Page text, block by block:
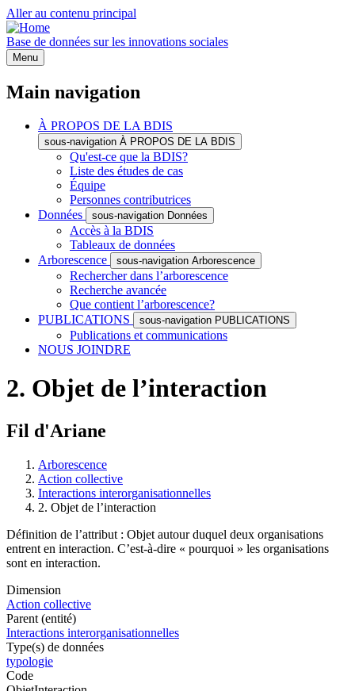
Aller au contenu principal
Base de données sur les innovations sociales
Menu
Main navigation
À PROPOS DE LA BDIS
sous-navigation À PROPOS DE LA BDIS
Qu'est-ce que la BDIS?
Liste des études de cas
Équipe
Personnes contributrices
Données
sous-navigation Données
Accès à la BDIS
Tableaux de données
Arborescence
sous-navigation Arborescence
Rechercher dans l’arborescence
Recherche avancée
Que contient l’arborescence?
PUBLICATIONS
sous-navigation PUBLICATIONS
Publications et communications
NOUS JOINDRE
2. Objet de l’interaction
Fil d'Ariane
Arborescence
Action collective
Interactions interorganisationnelles
2. Objet de l’interaction
Définition de l’attribut : Objet autour duquel deux organisations
entrent en interaction. C’est-à-dire « pourquoi » les organisations
sont en interaction.
Dimension
Action collective
Parent (entité)
Interactions interorganisationnelles
Type(s) de données
typologie
Code